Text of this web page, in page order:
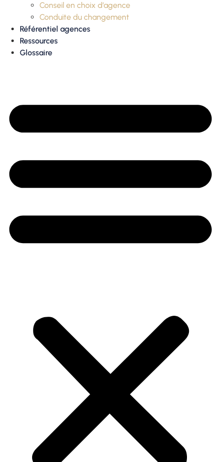
Conseil en choix d’agence
Conduite du changement
Référentiel agences
Ressources
Glossaire